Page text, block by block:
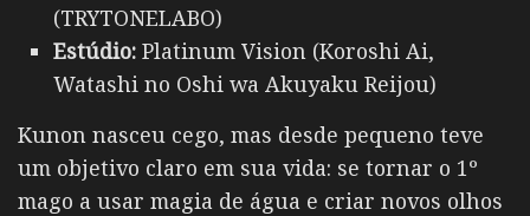
(TRYTONELABO)
Estúdio: Platinum Vision (Koroshi Ai,
Watashi no Oshi wa Akuyaku Reijou)
Kunon nasceu cego, mas desde pequeno teve
um objetivo claro em sua vida: se tornar o 1º
mago a usar magia de água e criar novos olhos